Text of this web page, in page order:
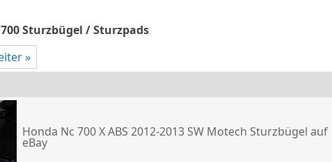
Sturzbügel / Sturzpads
»
Honda Nc 700 X ABS 2012-2013 SW Motech Sturzbügel auf
eBay